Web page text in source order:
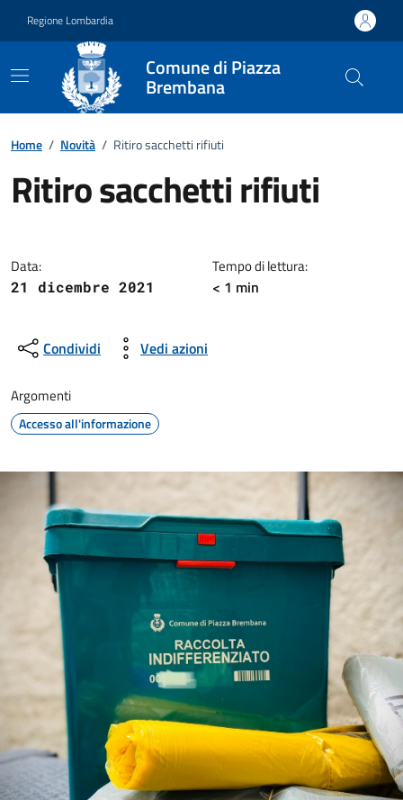
Regione Lombardia
Comune di Piazza
Brembana
Home / Novità / Ritiro sacchetti rifiuti
Ritiro sacchetti rifiuti
Data:
21 dicembre 2021
Tempo di lettura:
< 1 min
Condividi Vedi azioni
Argomenti
Accesso all'informazione